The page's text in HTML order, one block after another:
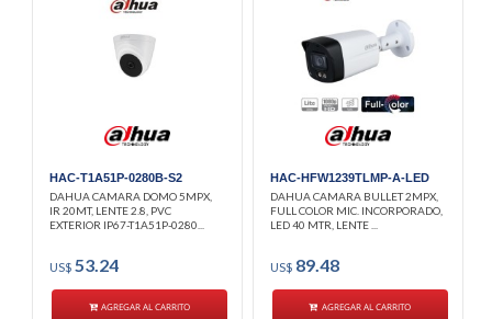
HAC-T1A51P-0280B-S2
DAHUA CAMARA DOMO 5MPX,
IR 20MT, LENTE 2.8, PVC
EXTERIOR IP67-T1A51P-0280...
US$ 53.24
AGREGAR AL CARRITO
HAC-HFW1239TLMP-A-LED
DAHUA CAMARA BULLET 2MPX,
FULL COLOR MIC. INCORPORADO,
LED 40 MTR, LENTE ...
US$89.48
AGREGAR AL CARRITO